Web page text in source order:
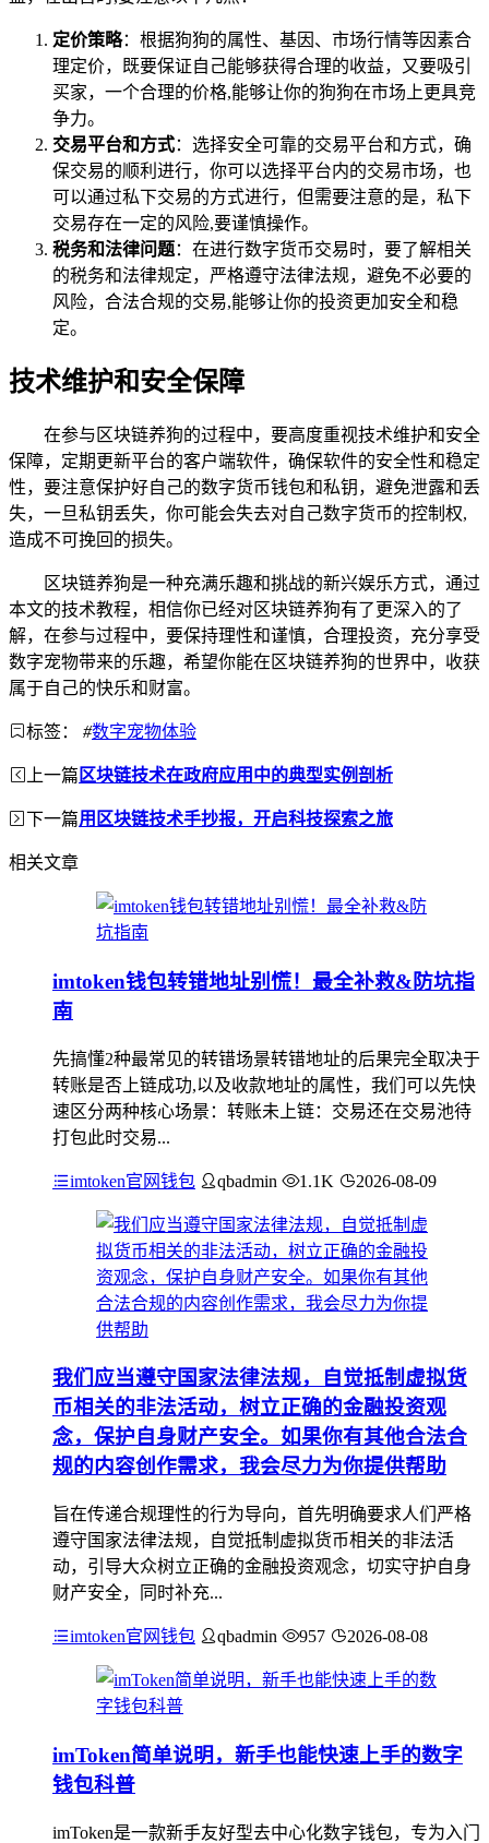
定价策略：根据狗狗的属性、基因、市场行情等因素合
理定价，既要保证自己能够获得合理的收益，又要吸引
买家，一个合理的价格,能够让你的狗狗在市场上更具竞
争力。
交易平台和方式：选择安全可靠的交易平台和方式，确
保交易的顺利进行，你可以选择平台内的交易市场，也
可以通过私下交易的方式进行，但需要注意的是，私下
交易存在一定的风险,要谨慎操作。
税务和法律问题：在进行数字货币交易时，要了解相关
的税务和法律规定，严格遵守法律法规，避免不必要的
风险，合法合规的交易,能够让你的投资更加安全和稳
定。
技术维护和安全保障
在参与区块链养狗的过程中，要高度重视技术维护和安全
保障，定期更新平台的客户端软件，确保软件的安全性和稳定
性，要注意保护好自己的数字货币钱包和私钥，避免泄露和丢
失，一旦私钥丢失，你可能会失去对自己数字货币的控制权,
造成不可挽回的损失。
区块链养狗是一种充满乐趣和挑战的新兴娱乐方式，通过
本文的技术教程，相信你已经对区块链养狗有了更深入的了
解，在参与过程中，要保持理性和谨慎，合理投资，充分享受
数字宠物带来的乐趣，希望你能在区块链养狗的世界中，收获
属于自己的快乐和财富。
标签： #数字宠物体验
上一篇 区块链技术在政府应用中的典型实例剖析
下一篇用区块链技术手抄报，开启科技探索之旅
相关文章
imtoken钱包转错地址别慌！最全补救&防坑指
南
先搞懂2种最常见的转错场景转错地址的后果完全取决于
转账是否上链成功,以及收款地址的属性，我们可以先快
速区分两种核心场景：转账未上链：交易还在交易池待
打包此时交易...
imtoken官网钱包 qbadmin 1.1K 2026-08-09
我们应当遵守国家法律法规，自觉抵制虚拟货
币相关的非法活动，树立正确的金融投资观
念，保护自身财产安全。如果你有其他合法合
规的内容创作需求，我会尽力为你提供帮助
旨在传递合规理性的行为导向，首先明确要求人们严格
遵守国家法律法规，自觉抵制虚拟货币相关的非法活
动，引导大众树立正确的金融投资观念，切实守护自身
财产安全，同时补充...
imtoken官网钱包 qbadmin 957 2026-08-08
imToken简单说明，新手也能快速上手的数字
钱包科普
imToken是一款新手友好型去中心化数字钱包，专为入门